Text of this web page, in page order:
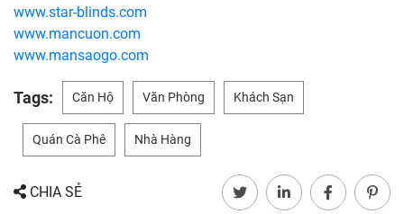
www.star-blinds.com
www.mancuon.com
www.mansaogo.com
Tags: Căn Hộ Văn Phòng Khách Sạn
Quán Cà Phê Nhà Hàng
CHIA SẺ